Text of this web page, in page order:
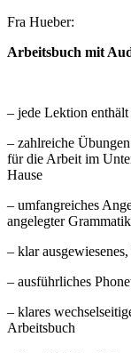
Fra Hueber:
Arbeitsbuch mit
– jede Lektion
– zahlreiche
für die Arbeit im
Hause
– umfangreiches
angelegter
– klar
– ausführliches
– klares
Arbeitsbuch